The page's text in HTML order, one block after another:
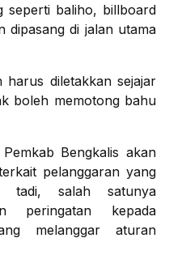
seperti baliho, billboard
dipasang di jalan utama
harus diletakkan sejajar
boleh memotong bahu
Bengkalis akan
pelanggaran yang
tadi, salah satunya
peringatan kepada
melanggar aturan